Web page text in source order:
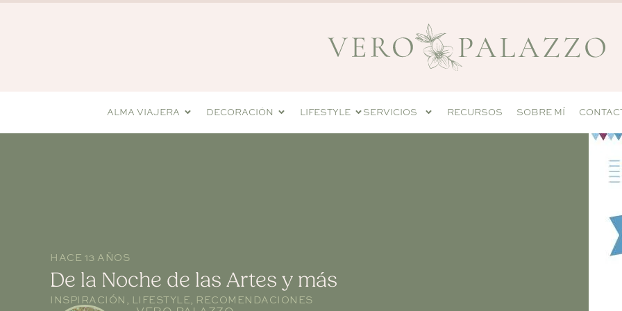
ALMA VIAJERA DECORACIÓN LIFESTYLE SERVICIOS RECURSOS SOBRE MÍ
HACE 13 AÑOS
De la Noche de las Artes y más
INSPIRACIÓN LIFESTYLE RECOMENDACIONES